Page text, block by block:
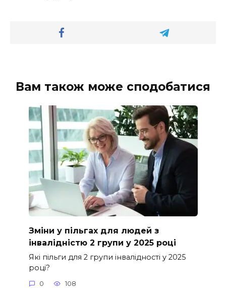
Вам також може сподобатися
Зміни у пільгах для людей з
інвалідністю 2 групи у 2025 році
Які пільги для 2 групи інвалідності у 2025
році?
0 108